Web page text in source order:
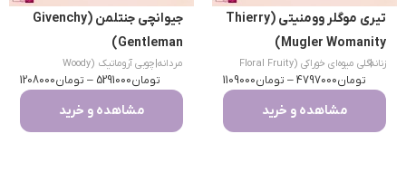
تیری موگلر وومنیتی (Thierry
Mugler Womanity)
زنانه
|
گلی میوه‌ای خوراکی (Floral Fruity
Gourmand)
تومان4797000
– تومان1109000
مشاهده و خرید
جیوانچی جنتلمن (Givenchy
Gentleman)
مردانه|
چوبی آروماتیک (Woody
Aromatic)
تومان5291000
– تومان1208000
مشاهده و خرید